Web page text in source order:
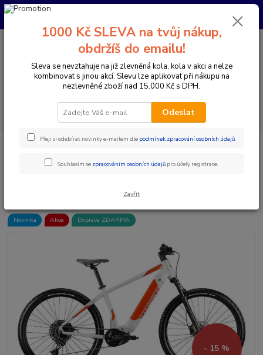
Pro nachystání kola / doplňků na prodejně si prosím zavolejte dopředu.
Menu
CZK
PO-PÁ 10:00-17:00 | SO: 9:00-12:00
Elektrokola Horská elektrokola
Horská elektrokola s předním
Novinka Akce Doprava ZDARMA
- 15 %
1000 Kč SLEVA na tvůj nákup,
obdržíš do emailu!
Sleva se nevztahuje na již zlevněná kola, kola v akci a nelze
kombinovat s jinou akcí. Slevu lze aplikovat při nákupu na
nezlevněné zboží nad 15.000 Kč s DPH.
Odeslat
Přeji si odebírat novinky e-mailem dle podmínek zpracování osobních údajů.
Souhlasím se zpracováním osobních údajů pro účely registrace.
Zavřít